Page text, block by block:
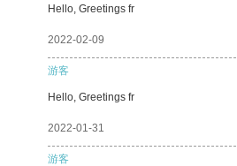
Hello, Greetings fr
2022-02-09
游客
Hello, Greetings fr
2022-01-31
游客